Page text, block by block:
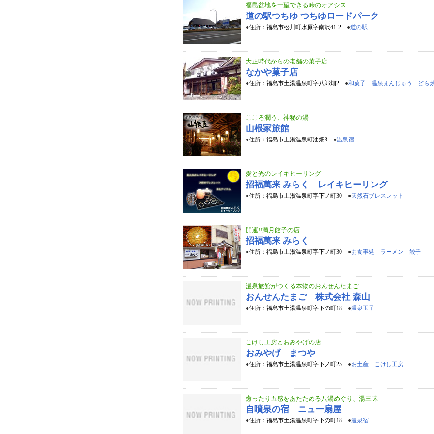
福島盆地を一望できる峠のオアシス
道の駅つちゆ つちゆロードパーク
●住所： 福島市松川町水原字南沢41-2 ●道の駅
大正時代からの老舗の菓子店
なかや菓子店
●住所： 福島市土湯温泉町字八郎畑2 ●和菓子 温泉まんじゅう どら
こころ潤う、神秘の湯
山根家旅館
●住所： 福島市土湯温泉町油畑3 ●温泉宿
愛と光のレイキヒーリング
招福萬来 みらく レイキヒーリング
●住所： 福島市土湯温泉町字下ノ町30 ●天然石ブレスレット
開運!!満月餃子の店
招福萬来 みらく
●住所： 福島市土湯温泉町字下ノ町30 ●お食事処 ラーメン 餃子
温泉旅館がつくる本物のおんせんたまご
おんせんたまご 株式会社 森山
●住所： 福島市土湯温泉町字下の町18 ●温泉玉子
こけし工房とおみやげの店
おみやげ まつや
●住所： 福島市土湯温泉町字下ノ町25 ●お土産 こけし工房
癒ったり五感をあたためる八湯めぐり、湯三昧
自噴泉の宿 ニュー扇屋
●住所： 福島市土湯温泉町字下の町18 ●温泉宿